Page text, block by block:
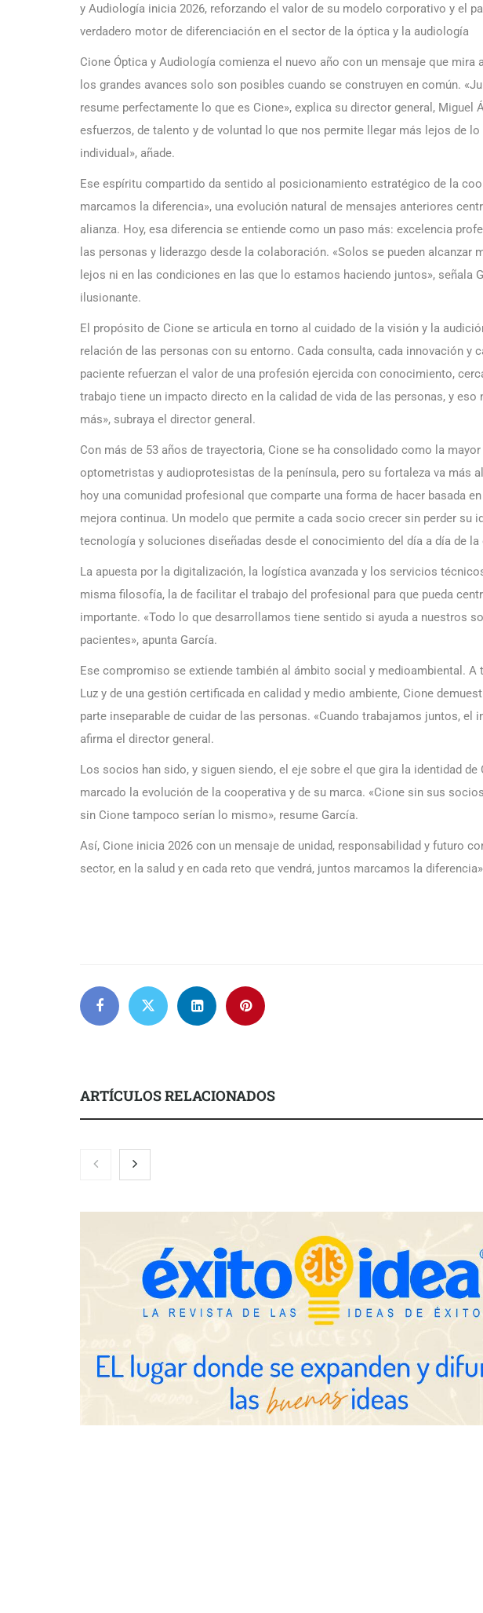
y Audiología inicia 2026, reforzando el valor de su modelo corporativo y el
verdadero motor de diferenciación en el sector de la óptica y la audiología
Cione Óptica y Audiología comienza el nuevo año con un mensaje que
los grandes avances solo son posibles cuando se construyen en común.
resume perfectamente lo que es Cione», explica su director general, Miguel
esfuerzos, de talento y de voluntad lo que nos permite llegar más lejos de
individual», añade.
Ese espíritu compartido da sentido al posicionamiento estratégico de la
marcamos la diferencia», una evolución natural de mensajes anteriores
alianza. Hoy, esa diferencia se entiende como un paso más: excelencia
las personas y liderazgo desde la colaboración. «Solos se pueden alcanzar
lejos ni en las condiciones en las que lo estamos haciendo juntos», señala
ilusionante.
El propósito de Cione se articula en torno al cuidado de la visión y la
relación de las personas con su entorno. Cada consulta, cada innovación y
paciente refuerzan el valor de una profesión ejercida con conocimiento,
trabajo tiene un impacto directo en la calidad de vida de las personas, y eso
más», subraya el director general.
Con más de 53 años de trayectoria, Cione se ha consolidado como la
optometristas y audioprotesistas de la península, pero su fortaleza va más
hoy una comunidad profesional que comparte una forma de hacer basada
mejora continua. Un modelo que permite a cada socio crecer sin perder su
tecnología y soluciones diseñadas desde el conocimiento del día a día de la
La apuesta por la digitalización, la logística avanzada y los servicios
misma filosofía, la de facilitar el trabajo del profesional para que pueda
importante. «Todo lo que desarrollamos tiene sentido si ayuda a nuestros
pacientes», apunta García.
Ese compromiso se extiende también al ámbito social y medioambiental. A
Luz y de una gestión certificada en calidad y medio ambiente, Cione
parte inseparable de cuidar de las personas. «Cuando trabajamos juntos,
afirma el director general.
Los socios han sido, y siguen siendo, el eje sobre el que gira la identidad
marcado la evolución de la cooperativa y de su marca. «Cione sin sus
sin Cione tampoco serían lo mismo», resume García.
Así, Cione inicia 2026 con un mensaje de unidad, responsabilidad y futuro
sector, en la salud y en cada reto que vendrá, juntos marcamos la
ARTÍCULOS RELACIONADOS
COMPALISS de LYSOTRIC: cuando
un solo producto multiplica las
años
transforman espacios de la mano
de Tormo Franquicias